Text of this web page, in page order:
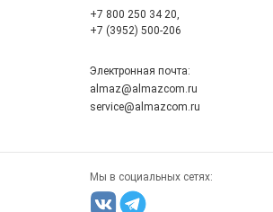
+7 800 250 34 20,
+7 (3952) 500-206
Электронная почта:
almaz@almazcom.ru
service@almazcom.ru
Мы в социальных сетях: